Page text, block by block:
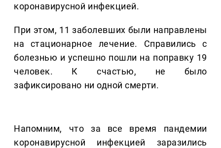
коронавирусной инфекцией.
При этом, 11 заболевших были направлены
на стационарное лечение. Справились с
болезнью и успешно пошли на поправку 19
человек. К счастью, не было
зафиксировано ни одной смерти.
Напомним, что за все время пандемии
коронавирусной инфекцией заразились